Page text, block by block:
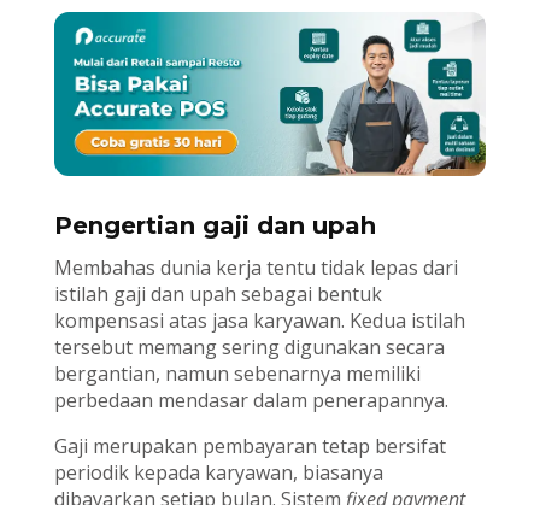
Pengertian gaji dan upah
Membahas dunia kerja tentu tidak lepas dari
istilah gaji dan upah sebagai bentuk
kompensasi atas jasa karyawan. Kedua istilah
tersebut memang sering digunakan secara
bergantian, namun sebenarnya memiliki
perbedaan mendasar dalam penerapannya.
Gaji merupakan pembayaran tetap bersifat
periodik kepada karyawan, biasanya
dibayarkan setiap bulan. Sistem fixed payment